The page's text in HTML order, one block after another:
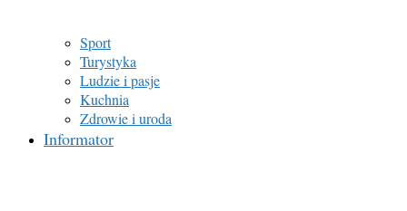
Sport
Turystyka
Ludzie i pasje
Kuchnia
Zdrowie i uroda
Informator